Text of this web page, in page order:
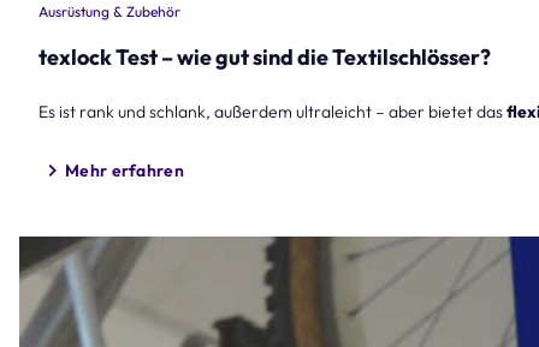
Ausrüstung & Zubehör
texlock Test – wie gut sind die Textilschlösser?
Es ist rank und schlank, außerdem ultraleicht – aber bietet das
Mehr erfahren